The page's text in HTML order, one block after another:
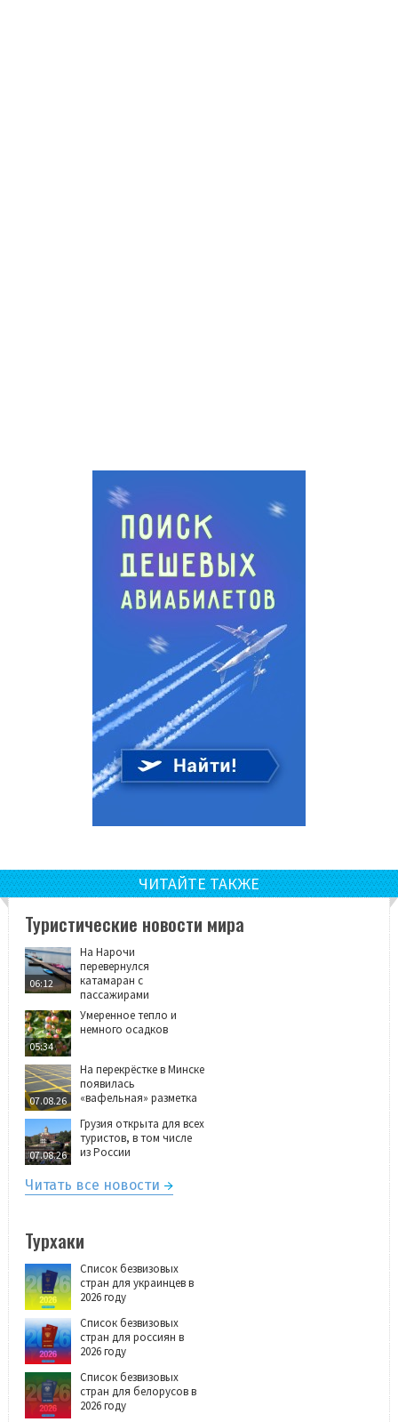
ЧИТАЙТЕ ТАКЖЕ
Туристические новости мира
06:12
На Нарочи
перевернулся
катамаран с
пассажирами
05:34
Умеренное тепло и
немного осадков
07.08.26
На перекрёстке в Минске
появилась
«вафельная» разметка
07.08.26
Грузия открыта для всех
туристов, в том числе
из России
Читать все новости
Турхаки
Список безвизовых
стран для украинцев в
2026 году
Список безвизовых
стран для россиян в
2026 году
Список безвизовых
стран для белорусов в
2026 году